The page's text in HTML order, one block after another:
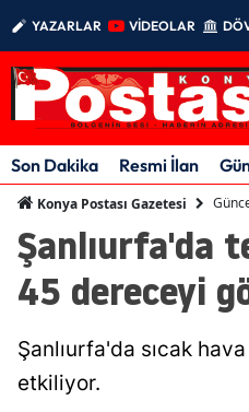
YAZARLAR VİDEOLAR
Son Dakika Resmi İlan
Konya Postası Gazetesi
Şanlıurfa'da
45 dereceyi
Şanlıurfa'da sıcak
etkiliyor.